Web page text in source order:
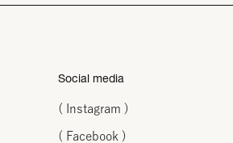
Social media
( Instagram )
( Facebook )